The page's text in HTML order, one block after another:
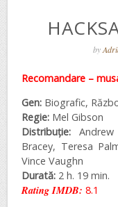
by
Recomandare –
Gen: Biografic,
Regie: Mel Gibson
Distribuție:
Bracey, Teresa
Vince Vaughn
Durată: 2 h. 19 min.
Rating IMDB: 8.1